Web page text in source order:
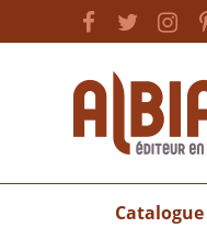
Catalogue